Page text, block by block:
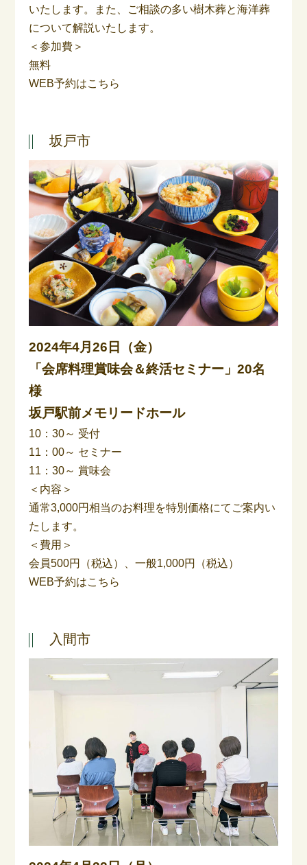
いたします。また、ご相談の多い樹木葬と海洋葬
について解説いたします。
＜参加費＞
無料
WEB予約はこちら
坂戸市
2024年4月26日（金）
「会席料理賞味会＆終活セミナー」20名
様
坂戸駅前メモリードホール
10：30～ 受付
11：00～ セミナー
11：30～ 賞味会
＜内容＞
通常3,000円相当のお料理を特別価格にてご案内い
たします。
＜費用＞
会員500円（税込）、一般1,000円（税込）
WEB予約はこちら
入間市